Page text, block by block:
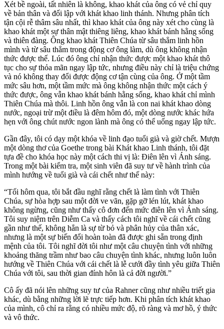
Xét bề ngoài, tất nhiên là không, khao khát của ông có vẻ chỉ quy
về bản thân và đối lập với khát khao linh thánh. Nhưng phân tích
tận cội rễ thâm sâu nhất, thì khao khát của ông này xét cho cùng là
khao khát một sự thân mật thiêng liêng, khao khát bánh hằng sống
và thiên đàng. Ông khao khát Thiên Chúa từ sâu thẳm linh hồn
mình và từ sâu thẳm trong động cơ ông làm, dù ông không nhận
thức được thế. Lúc đó ông chỉ nhận thức được một khao khát thô
tục cho sự thỏa mãn ngay lập tức, nhưng điều này chỉ là triệu chứng
và nó không thay đổi được động cơ tận cùng của ông. Ở một tầm
mức sâu hơn, một tầm mức mà ông không nhận thức một cách ý
thức được, ông vẫn khao khát bánh hằng sống, khao khát chỉ mình
Thiên Chúa mà thôi. Linh hồn ông vẫn là con nai khát khao dòng
nước, ngoại trừ một điều là đêm hôm đó, một dòng nước khác hứa
hẹn với ông chút nước ngon lành mà ông có thể uống ngay lập tức.
Gần đây, tôi có dạy một khóa về linh đạo tuổi già và giờ chết. Mượn
một dòng thơ của Goethe trong bài Khát khao Linh thánh, tôi đặt
tựa đề cho khóa học này một cách thi vị là: Điên lên vì Ánh sáng.
Trong một bài kiểm tra, một sinh viên đã suy tư về hành trình của
mình hướng về tuổi già và cái chết như thế này:
“Tối hôm qua, tôi bắt đầu nghĩ rằng chết là làm tình với Thiên
Chúa, sự hòa hợp sau một đời ve vãn, gặp gỡ lén lút, khát khao
không ngừng, cũng như thấy cô đơn đến mức điên lên vì Ánh sáng.
Tôi suy niệm trên Diễm Ca và thấy cách tôi nghĩ về cái chết cũng
gần như thế, không hẳn là sự từ bỏ và phân hủy của thân xác,
nhưng là một sự biến đổi hoàn toàn đã được ghi sẵn trong định
mệnh của tôi. Tôi nghĩ đời tôi như một câu chuyện tình với những
khoảng thăng trầm như bao câu chuyện tình khác, nhưng luôn luôn
hướng về Thiên Chúa với cái chết là lễ cưới đầy tình yêu giữa Thiên
Chúa với tôi, sau thời gian đính hôn là cả đời người.”
Cô ấy đã nói lên những suy tư của Rahner cũng như nhiều triết gia
khác, dù bằng những lời lẽ trực tiếp hơn. Khi phân tích khát khao
của mình, cô chỉ ra rằng có nhiều mức độ, rõ ràng và mơ hồ, ý thức
và vô thức.